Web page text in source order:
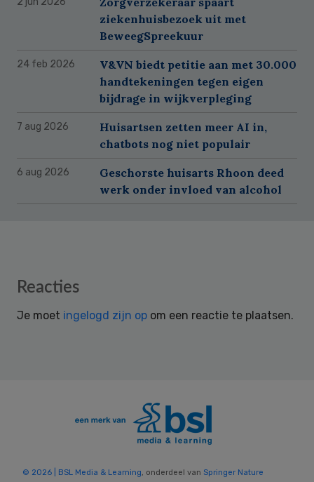
ziekenhuisbezoek uit met
BeweegSpreekuur
24 feb 2026
V&VN biedt petitie aan met 30.000
handtekeningen tegen eigen
bijdrage in wijkverpleging
7 aug 2026
Huisartsen zetten meer AI in,
chatbots nog niet populair
6 aug 2026
Geschorste huisarts Rhoon deed
werk onder invloed van alcohol
Reader
Reacties
Je moet ingelogd zijn op om een reactie te plaatsen.
© 2026 | BSL Media & Learning , onderdeel van Springer Nature